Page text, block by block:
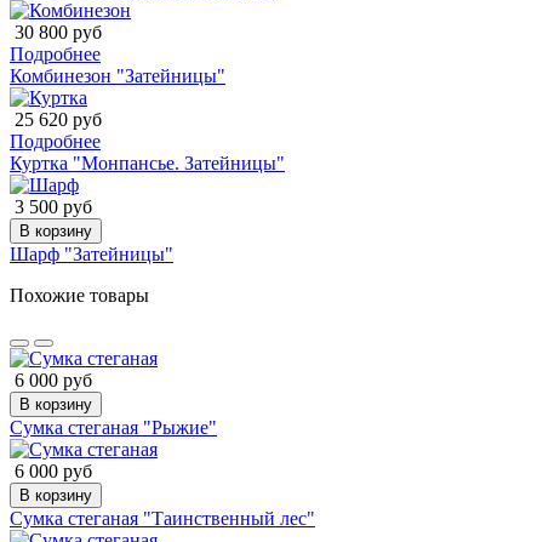
30 800 руб
Подробнее
Комбинезон "Затейницы"
25 620 руб
Подробнее
Куртка "Монпансье. Затейницы"
3 500 руб
В корзину
Шарф "Затейницы"
Похожие товары
6 000 руб
В корзину
Сумка стеганая "Рыжие"
6 000 руб
В корзину
Сумка стеганая "Таинственный лес"